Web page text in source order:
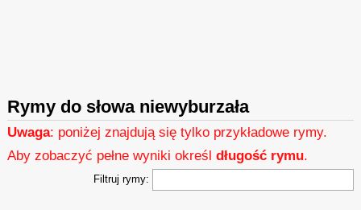
Rymy do słowa niewyburzała
Uwaga: poniżej znajdują się tylko przykładowe rymy.
Aby zobaczyć pełne wyniki określdługość rymu.
Filtruj rymy: